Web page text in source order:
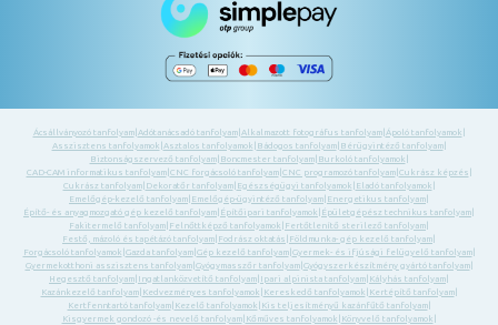
Ácsállványozó tanfolyam| Adótanácsadó tanfolyam| Alkalmazott fotográfus tanfolyam| Ápoló tanfolyamok
Asszisztens tanfolyamok Asztalos tanfolyamok Bádogos tanfolyam| Bérügyintéző tanfolyam|
Biztonságszervező tanfolyam| Boncmester tanfolyam| Burkoló tanfolyamok
CAD-CAM informatikus tanfolyam| CNC forgácsoló tanfolyam| CNC programozó tanfolyam| Cukrász képzés
Cukrász tanfolyam| Dekoratőr tanfolyam| Egészségügyi tanfolyamok Eladó tanfolyamok
Emelőgép-kezelő tanfolyam Emelőgép-ügyintéző tanfolyam Energetikus tanfolyam
Építő- és anyagmozgató gép kezelő tanfolyam Építőipari tanfolyamok Épületgépész technikus tanfolyam
Fakitermelő tanfolyam Felnőttképző tanfolyamok Fertőtlenítő sterilező tanfolyam
Festő, mázoló és tapétázó tanfolyam Fodrász oktatás Földmunka- gép kezelő tanfolyam
Forgácsoló tanfolyamok Gazda tanfolyam| Gép kezelő tanfolyam| Gyermek- és ifjúsági felügyelő tanfolyam|
Gyermekotthoni asszisztens tanfolyam| Gyógymasszőr tanfolyam| Gyógyszerkészítmény gyártó tanfolyam|
Hegesztő tanfolyam Ingatlanközvetítő tanfolyam Ipari alpinista tanfolyam Kályhás tanfolyam
Kazánkezelő tanfolyam| Kedvezményes tanfolyamok Kereskedő tanfolyamok Kertépítő tanfolyam|
Kertfenntartó tanfolyam| Kezelő tanfolyamok Kis teljesítményű kazánfűtő tanfolyam|
Kisgyermek gondozó -és nevelő tanfolyam| Kőműves tanfolyamok Könyvelő tanfolyamok